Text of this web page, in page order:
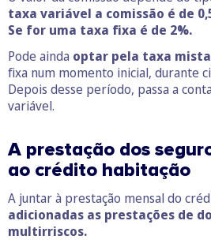
taxa variável a comissão é de
Se for uma taxa fixa é de 2%.
Pode ainda optar pela taxa mista
fixa num momento inicial, durante
Depois desse período, passa a
variável.
A prestação dos
ao crédito habitação
A juntar à prestação mensal do
adicionadas as prestações de
multirriscos.